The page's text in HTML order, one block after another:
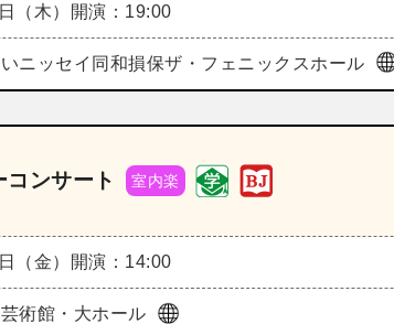
（木） 開演：19:00
ニッセイ同和損保ザ・フェニックスホール
ンサート 室内楽
（金） 開演：14:00
術館・大ホール